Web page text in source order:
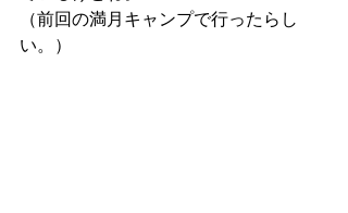
（前回の満月キャンプで行ったらし
い。）